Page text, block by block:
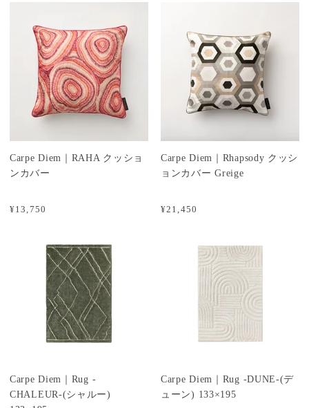
¥13,750
Carpe Diem｜RAHA クッショ
ンカバー
¥21,450
Carpe Diem｜Rhapsody クッシ
ョンカバー Greige
Carpe Diem｜Rug -
CHALEUR-(シャルー)
Carpe Diem｜Rug -DUNE-(デ
ューン) 133×195